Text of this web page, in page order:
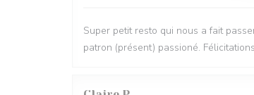
Super petit resto qui nous a fait
patron (présent) passioné.